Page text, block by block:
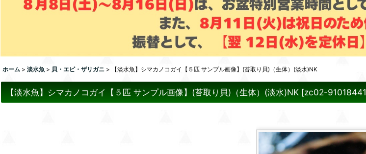
ホーム > 淡水魚 > 貝・エビ・ザリガニ > 【淡水魚】シマカノコガイ【５匹 サンプル画像】(苔取り貝)（生体）(淡水)NK
【淡水魚】シマカノコガイ【５匹 サンプル画像】(苔取り貝)（生体）(淡水)NK [zc02-91018441